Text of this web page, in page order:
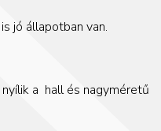
jó állapotban van.
a hall és nagyméretű